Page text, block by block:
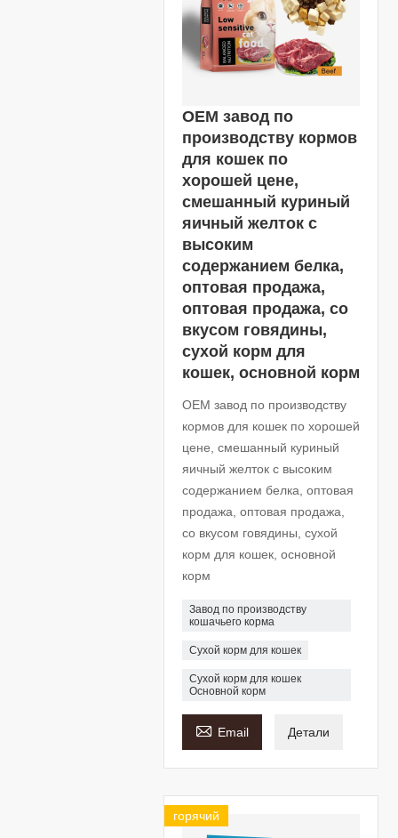
OEM завод по
производству кормов
для кошек по
хорошей цене,
смешанный куриный
яичный желток с
высоким
содержанием белка,
оптовая продажа,
оптовая продажа, со
вкусом говядины,
сухой корм для
кошек, основной корм
OEM завод по производству
кормов для кошек по хорошей
цене, смешанный куриный
яичный желток с высоким
содержанием белка, оптовая
продажа, оптовая продажа,
со вкусом говядины, сухой
корм для кошек, основной
корм
Завод по производству
кошачьего корма
Сухой корм для кошек
Сухой корм для кошек
Основной корм
 Email Детали
горячий